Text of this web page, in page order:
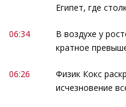
Египет, где
06:34
В воздухе у
кратное
06:26
Физик Кокс
исчезновение